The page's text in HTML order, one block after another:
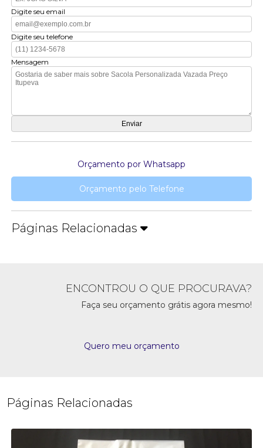
Digite seu email
Digite seu telefone
Mensagem
Orçamento por Whatsapp
Orçamento pelo Telefone
Páginas Relacionadas
ENCONTROU O QUE PROCURAVA?
Faça seu orçamento grátis agora mesmo!
Quero meu orçamento
Páginas Relacionadas